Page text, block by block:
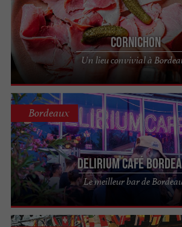
CORNICHON
Un lieu convivial à
DELIRIUM CAFÉ
Le meilleur bar de
Bordeaux